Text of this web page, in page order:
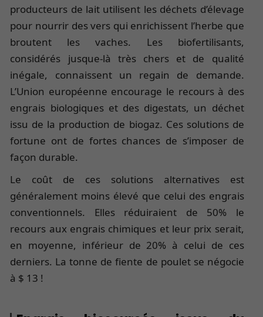
producteurs de lait utilisent les déchets d’élevage
pour nourrir des vers qui enrichissent l’herbe que
broutent les vaches. Les biofertilisants,
considérés jusque-là très chers et de qualité
inégale, connaissent un regain de demande.
L’Union européenne encourage le recours à des
engrais biologiques et des digestats, un déchet
issu de la production de biogaz. Ces solutions de
fortune ont de fortes chances de s’imposer de
façon durable.
Le coût de ces solutions alternatives est
généralement moins élevé que celui des engrais
conventionnels. Elles réduiraient de 50% le
recours aux engrais chimiques et leur prix serait,
en moyenne, inférieur de 20% à celui de ces
derniers. La tonne de fiente de poulet se négocie
à $ 13 !